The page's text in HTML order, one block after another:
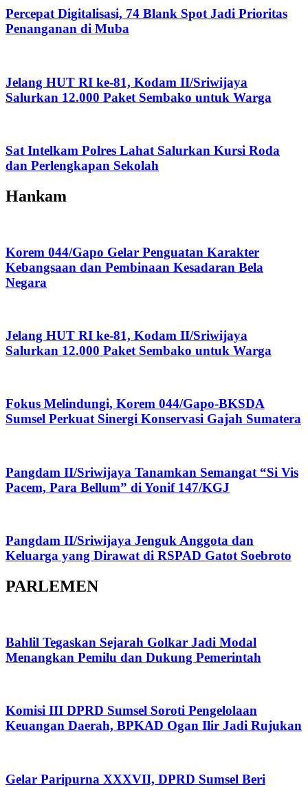
Percepat Digitalisasi, 74 Blank Spot Jadi Prioritas
Penanganan di Muba
Jelang HUT RI ke-81, Kodam II/Sriwijaya
Salurkan 12.000 Paket Sembako untuk Warga
Sat Intelkam Polres Lahat Salurkan Kursi Roda
dan Perlengkapan Sekolah
Hankam
Korem 044/Gapo Gelar Penguatan Karakter
Kebangsaan dan Pembinaan Kesadaran Bela
Negara
Jelang HUT RI ke-81, Kodam II/Sriwijaya
Salurkan 12.000 Paket Sembako untuk Warga
Fokus Melindungi, Korem 044/Gapo-BKSDA
Sumsel Perkuat Sinergi Konservasi Gajah Sumatera
Pangdam II/Sriwijaya Tanamkan Semangat “Si Vis
Pacem, Para Bellum” di Yonif 147/KGJ
Pangdam II/Sriwijaya Jenguk Anggota dan
Keluarga yang Dirawat di RSPAD Gatot Soebroto​
PARLEMEN
Bahlil Tegaskan Sejarah Golkar Jadi Modal
Menangkan Pemilu dan Dukung Pemerintah
Komisi III DPRD Sumsel Soroti Pengelolaan
Keuangan Daerah, BPKAD Ogan Ilir Jadi Rujukan
Gelar Paripurna XXXVII, DPRD Sumsel Beri